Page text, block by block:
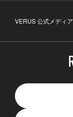
VERUS 公式メディア